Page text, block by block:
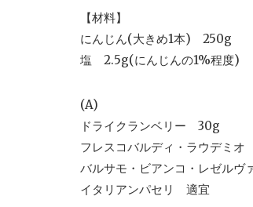
【材料】
にんじん(大きめ1本) 250g
塩 2.5g(にんじんの1%程度)
(A)
ドライクランベリー 30g
フレスコバルディ・ラウデミ
バルサモ・ビアンコ・レゼル
イタリアンパセリ 適宜